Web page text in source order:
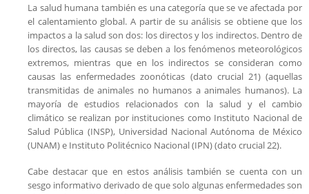
La salud humana también es una categoría que se ve afectada por
el calentamiento global. A partir de su análisis se obtiene que los
impactos a la salud son dos: los directos y los indirectos. Dentro de
los directos, las causas se deben a los fenómenos meteorológicos
extremos, mientras que en los indirectos se consideran como
causas las enfermedades zoonóticas (dato crucial 21) (aquellas
transmitidas de animales no humanos a animales humanos). La
mayoría de estudios relacionados con la salud y el cambio
climático se realizan por instituciones como Instituto Nacional de
Salud Pública (INSP), Universidad Nacional Autónoma de México
(UNAM) e Instituto Politécnico Nacional (IPN) (dato crucial 22).
Cabe destacar que en estos análisis también se cuenta con un
sesgo informativo derivado de que solo algunas enfermedades son